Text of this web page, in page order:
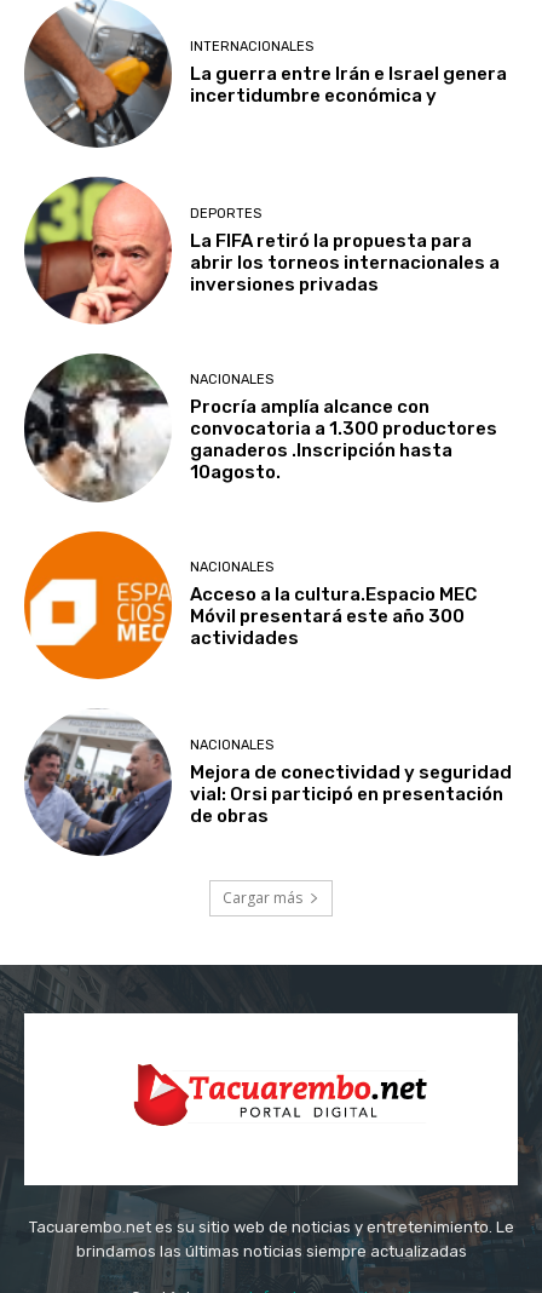
INTERNACIONALES
La guerra entre Irán e Israel genera
incertidumbre económica y
DEPORTES
La FIFA retiró la propuesta para
abrir los torneos internacionales a
inversiones privadas
NACIONALES
Procría amplía alcance con
convocatoria a 1.300 productores
ganaderos .Inscripción hasta
10agosto.
NACIONALES
Acceso a la cultura.Espacio MEC
Móvil presentará este año 300
actividades
NACIONALES
Mejora de conectividad y seguridad
vial: Orsi participó en presentación
de obras
Cargar más
Tacuarembo.net es su sitio web de noticias y entretenimiento. Le
brindamos las últimas noticias siempre actualizadas